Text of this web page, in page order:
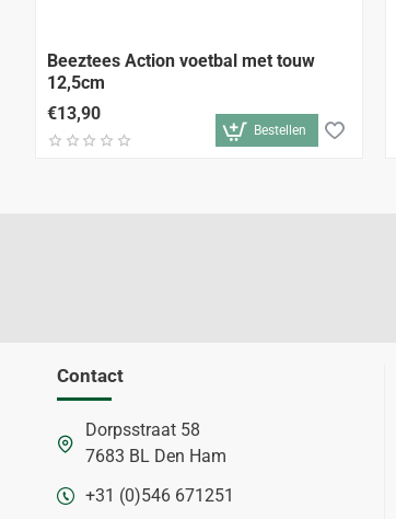
Beeztees Action voetbal met touw
12,5cm
€13,90
Bestellen
Contact
Dorpsstraat 58
7683 BL Den Ham
+31 (0)546 671251